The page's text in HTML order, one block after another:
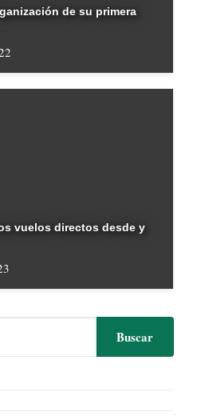
de su primera
vuelos directos desde y